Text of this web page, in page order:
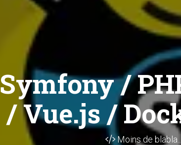
Symfony /
/ Vue.js /
Moins de